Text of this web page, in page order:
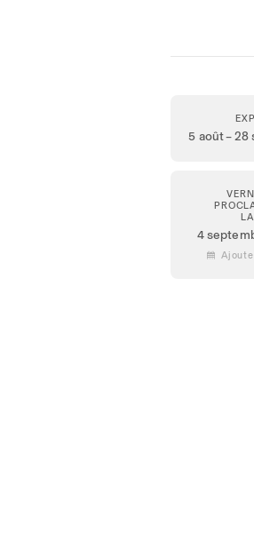
5 août –
4
